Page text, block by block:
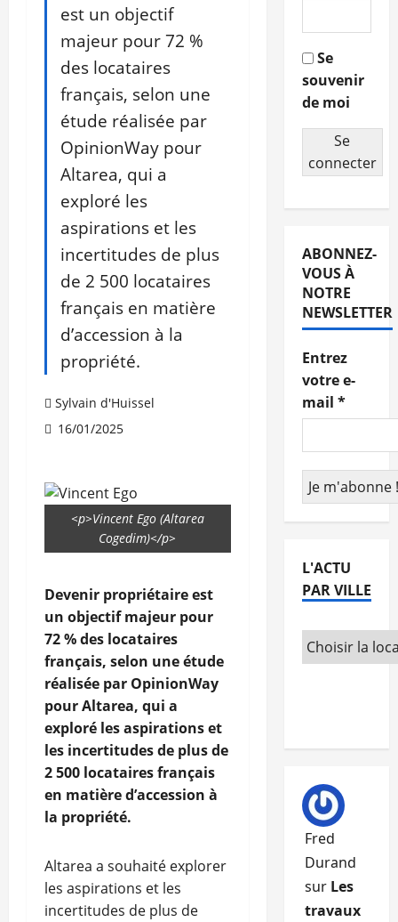
est un objectif
majeur pour 72 %
des locataires
français, selon une
étude réalisée par
OpinionWay pour
Altarea, qui a
exploré les
aspirations et les
incertitudes de plus
de 2 500 locataires
français en matière
d’accession à la
propriété.
Sylvain d'Huissel
16/01/2025
<p>Vincent Ego (Altarea
Cogedim)</p>
Devenir propriétaire est
un objectif majeur pour
72 % des locataires
français, selon une étude
réalisée par OpinionWay
pour Altarea, qui a
exploré les aspirations et
les incertitudes de plus de
2 500 locataires français
en matière d’accession à
la propriété.
Altarea a souhaité explorer
les aspirations et les
incertitudes de plus de
Se
souvenir
de moi
Se
connecter
ABONNEZ-
VOUS À
NOTRE
NEWSLETTER
Entrez
votre e-
mail *
L'ACTU
PAR VILLE
Fred
Durand
sur Les
travaux